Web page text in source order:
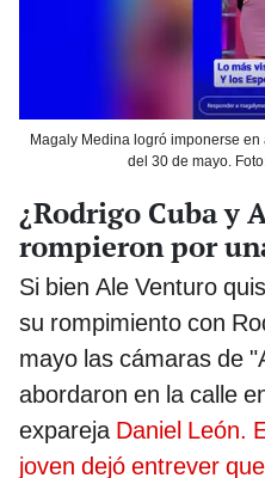
Magaly Medina logró imponerse
del 30 de mayo.
¿Rodrigo Cuba y
rompieron por
Si bien Ale Venturo
su rompimiento con
mayo las cámaras de
abordaron en la calle
expareja Daniel León.
joven dejó entrever